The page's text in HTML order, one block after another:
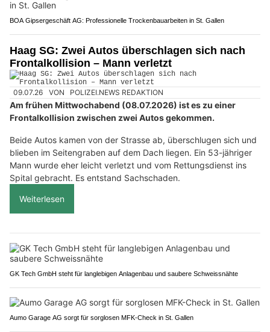
BOA Gipsergeschäft AG: Professionelle Trockenbauarbeiten in St. Gallen
Haag SG: Zwei Autos überschlagen sich nach
Frontalkollision – Mann verletzt
09.07.26 VON POLIZEI.NEWS REDAKTION
Am frühen Mittwochabend (08.07.2026) ist es zu einer
Frontalkollision zwischen zwei Autos gekommen.
Beide Autos kamen von der Strasse ab, überschlugen sich und
blieben im Seitengraben auf dem Dach liegen. Ein 53-jähriger
Mann wurde eher leicht verletzt und vom Rettungsdienst ins
Spital gebracht. Es entstand Sachschaden.
Weiterlesen
GK Tech GmbH steht für langlebigen Anlagenbau und saubere Schweissnähte
Aumo Garage AG sorgt für sorglosen MFK-Check in St. Gallen